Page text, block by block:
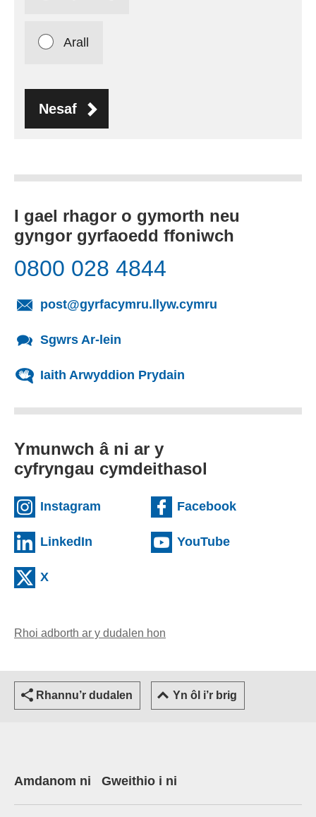
Arall
nesaf
I gael rhagor o gymorth neu
gyngor gyrfaoedd ffoniwch
0800 028 4844
post@gyrfacymru.llyw.cymru
Sgwrs Ar-lein
Iaith Arwyddion Prydain
Ymunwch â ni ar y
cyfryngau cymdeithasol
Instagram (Gwefan allanol)Facebook(Gwefan
LinkedIn (Gwefan allanol)YouTube(Gwefan
X
Rhoi adborth ar y dudalen hon
Rhannu’r dudalen Yn ôl i’r brig
Amdanom ni Gweithio i ni